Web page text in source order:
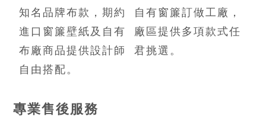
知名品牌布款，期約
進口窗簾壁紙及自有
布廠商品提供設計師
自由搭配。
自有窗簾訂做工廠，
廠區提供多項款式任
君挑選。
專業售後服務